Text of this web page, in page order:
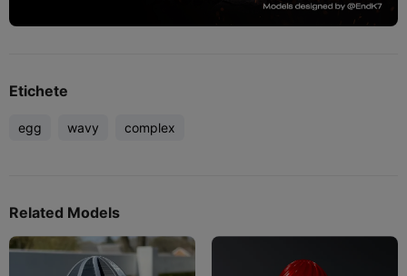
Etichete
egg wavy complex
Related Models